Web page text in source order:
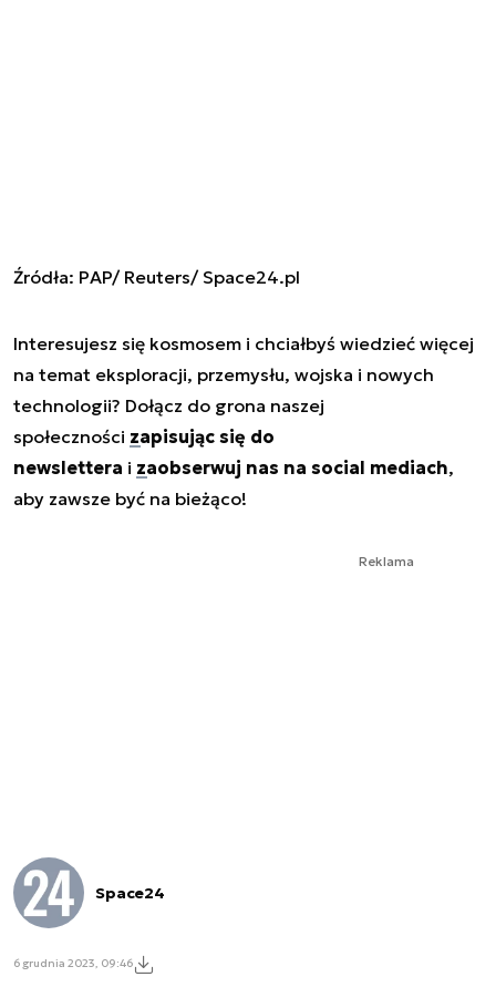
Źródła: PAP/ Reuters/ Space24.pl
Interesujesz się kosmosem i chciałbyś wiedzieć więcej
na temat eksploracji, przemysłu, wojska i nowych
technologii? Dołącz do grona naszej
społeczności zapisując się do
newslettera i zaobserwuj nas na social mediach,
aby zawsze być na bieżąco!
Reklama
Space24
6 grudnia 2023, 09:46